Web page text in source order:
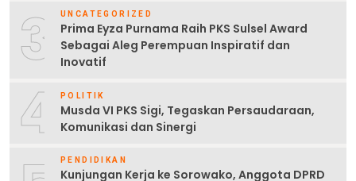
3 UNCATEGORIZED
Prima Eyza Purnama Raih PKS Sulsel Award
Sebagai Aleg Perempuan Inspiratif dan
Inovatif
4 POLITIK
Musda VI PKS Sigi, Tegaskan Persaudaraan,
Komunikasi dan Sinergi
PENDIDIKAN
Kunjungan Kerja ke Sorowako, Anggota DPRD